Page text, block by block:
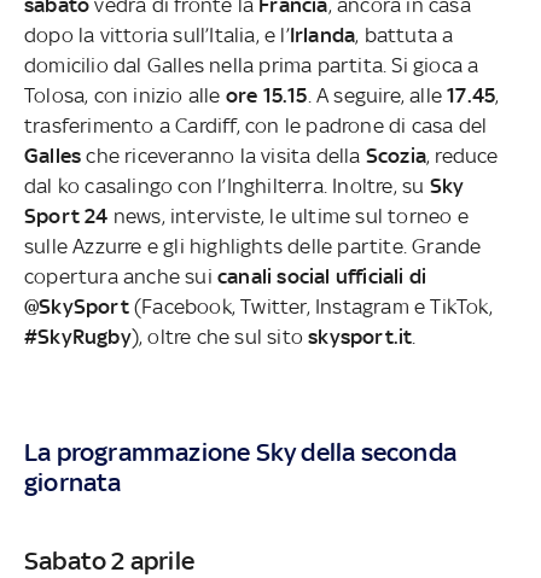
sabato vedrà di fronte la Francia, ancora in casa
dopo la vittoria sull’Italia, e l’Irlanda, battuta a
domicilio dal Galles nella prima partita. Si gioca a
Tolosa, con inizio alle ore 15.15.A seguire, alle17.45,
trasferimento a Cardiff, con le padrone di casa del
Galles che riceveranno la visita della Scozia, reduce
dal ko casalingo con l’Inghilterra. Inoltre, su Sky
Sport 24 news, interviste, le ultime sul torneo e
sulle Azzurre e gli highlights delle partite. Grande
copertura anche sui canali social ufficiali di
@SkySport(Facebook, Twitter, Instagram e TikTok,
#SkyRugby), oltre che sul sitoskysport.it.
La programmazione Sky della seconda
giornata
Sabato 2 aprile